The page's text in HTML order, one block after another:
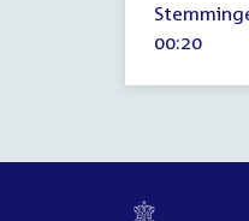
oktober
2023
Tijd
00:20